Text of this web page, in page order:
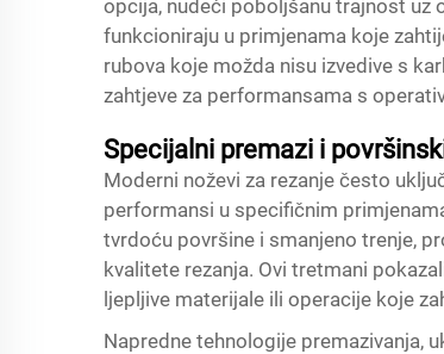
opcija, nudeći poboljšanu trajnost uz
funkcioniraju u primjenama koje
rubova koje možda nisu izvedive s
zahtjeve za performansama s
Specijalni premazi i
Moderni noževi za rezanje često
performansi u specifičnim
tvrdoću površine i smanjeno trenje,
kvalitete rezanja. Ovi tretmani
ljepljive materijale ili operacije koje
Napredne tehnologije premazivanja,